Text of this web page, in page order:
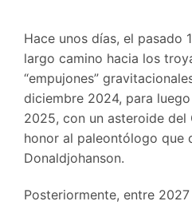
Hace unos días, el pasado
largo camino hacia los
“empujones”
diciembre 2024, para
2025, con un asteroide
honor al paleontólogo que
Donaldjohanson.
Posteriormente, entre